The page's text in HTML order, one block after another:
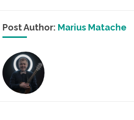
Post Author: Marius Matache